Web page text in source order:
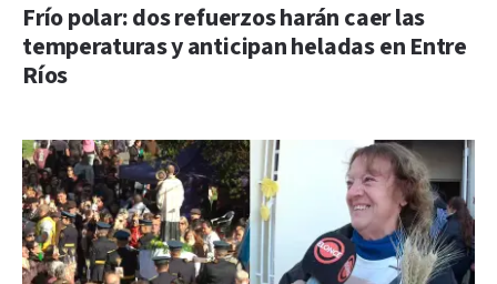
Frío polar: dos refuerzos harán caer las
temperaturas y anticipan heladas en Entre
Ríos